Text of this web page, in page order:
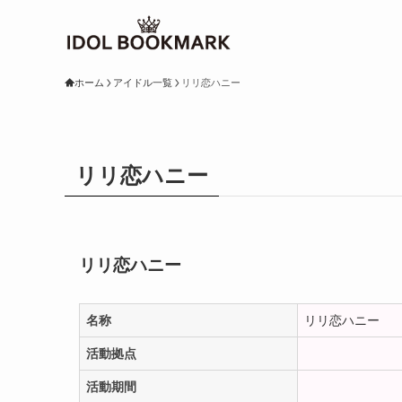
ホーム アイドル一覧 リリ恋ハニー
リリ恋ハニー
リリ恋ハニー
名称 リリ恋ハニー
活動拠点
活動期間